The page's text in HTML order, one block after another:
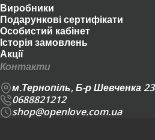
Виробники
Подарункові сертифікати
Особистий кабінет
Історія замовлень
Акції
Контакти
м.Тернопіль, Б-р Шевченка 23
0688821212
shop@openlove.com.ua